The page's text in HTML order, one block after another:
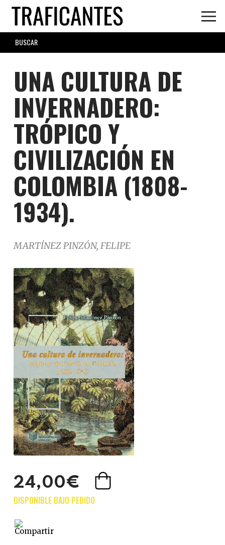
Skip
main
content
SEARCH
FORM
UNA CULTURA DE
INVERNADERO:
TRÓPICO Y
CIVILIZACIÓN EN
COLOMBIA (1808-
1934).
MARTÍNEZ PINZÓN, FELIPE
24,00€